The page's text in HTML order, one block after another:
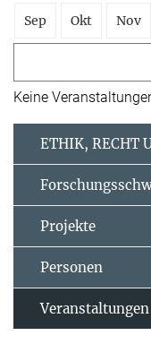
Sep Okt Nov
Keine
ETHIK, RECHT
Projekte
Personen
Veranstaltungen